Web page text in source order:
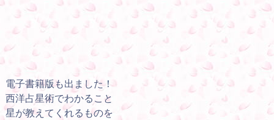
電子書籍版も出ました！
西洋占星術でわかること
星が教えてくれるものを